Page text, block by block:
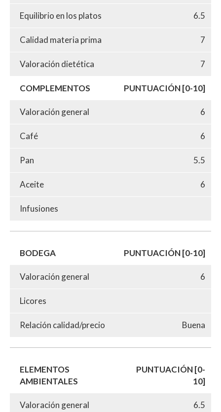
Equilibrio en los platos 6.5
Calidad materia prima 7
Valoración dietética 7
COMPLEMENTOS PUNTUACIÓN [0-10]
Valoración general 6
Café 6
Pan 5.5
Aceite 6
Infusiones
BODEGA PUNTUACIÓN [0-10]
Valoración general 6
Licores
Relación calidad/precio Buena
ELEMENTOS
AMBIENTALES
PUNTUACIÓN [0-
10]
Valoración general 6.5